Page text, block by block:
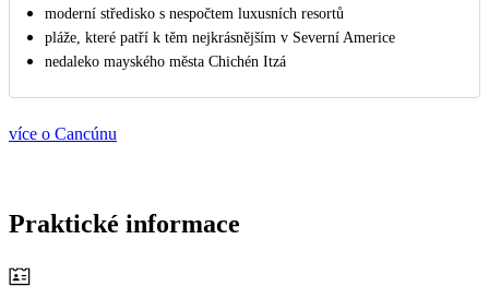
moderní středisko s nespočtem luxusních resortů
pláže, které patří k těm nejkrásnějším v Severní Americe
nedaleko mayského města Chichén Itzá
více o Cancúnu
Praktické informace